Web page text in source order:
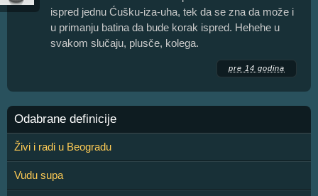
ispred jednu Ćušku-iza-uha, tek da se zna da može i
u primanju batina da bude korak ispred. Hehehe u
svakom slučaju, plusče, kolega.
pre 14 godina
Odabrane definicije
Živi i radi u Beogradu
Vudu supa